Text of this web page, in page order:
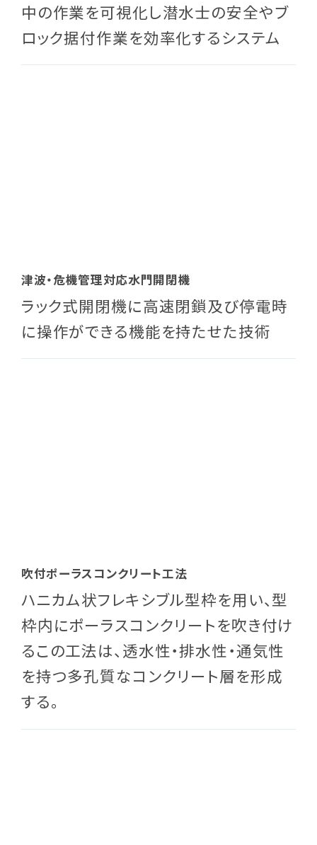
中の作業を可視化し潜水士の安全やブ
ロック据付作業を効率化するシステム
津波・危機管理対応水門開閉機
ラック式開閉機に高速閉鎖及び停電時
に操作ができる機能を持たせた技術
吹付ポーラスコンクリート工法
ハニカム状フレキシブル型枠を用い、型
枠内にポーラスコンクリートを吹き付け
るこの工法は、透水性・排水性・通気性
を持つ多孔質なコンクリート層を形成
する。